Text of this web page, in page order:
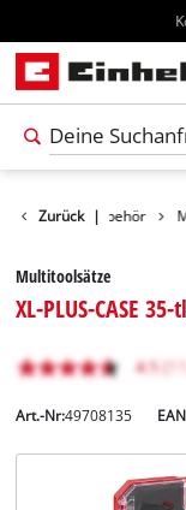
Zurück |
Werkzeug-Zubehör
Multitoolsätze
XL-PLUS-CASE
Art.-Nr:49708135